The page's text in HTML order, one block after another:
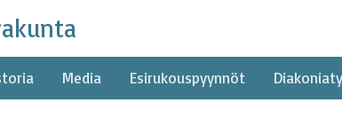
Media Esirukouspyynnöt